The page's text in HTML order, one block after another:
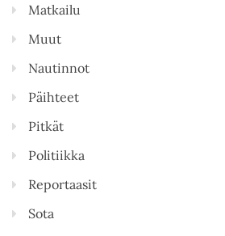
Matkailu
Muut
Nautinnot
Päihteet
Pitkät
Politiikka
Reportaasit
Sota